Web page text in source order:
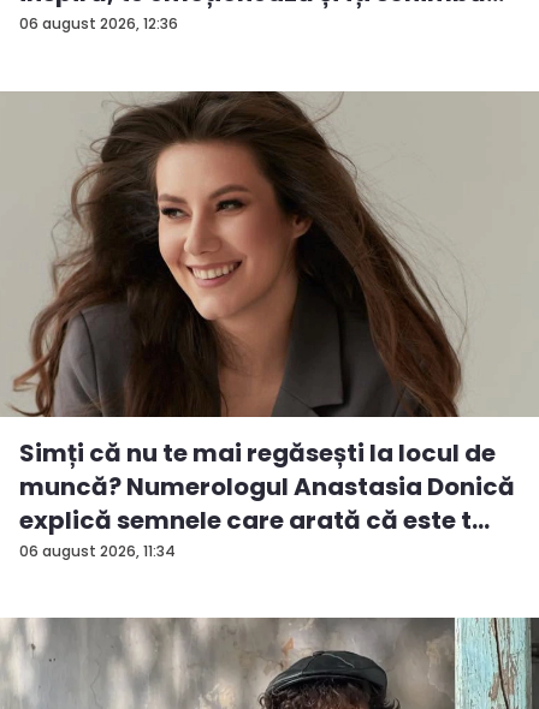
06 august 2026, 12:36
06 august 2026, 11:34
Simți că nu te mai regăsești la locul de
muncă? Numerologul Anastasia Donică
explică semnele care arată că este t...